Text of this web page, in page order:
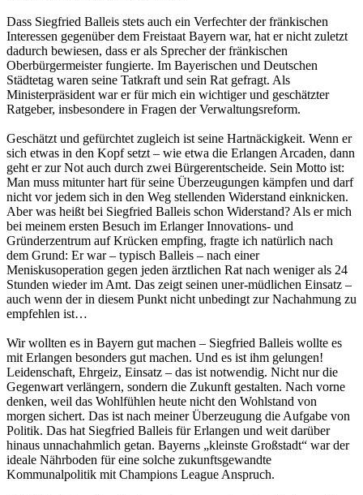
Dass Siegfried Balleis stets auch ein Verfechter der fränkischen
Interessen gegenüber dem Freistaat Bayern war, hat er nicht zuletzt
dadurch bewiesen, dass er als Sprecher der fränkischen
Oberbürgermeister fungierte. Im Bayerischen und Deutschen
Städtetag waren seine Tatkraft und sein Rat gefragt. Als
Ministerpräsident war er für mich ein wichtiger und geschätzter
Ratgeber, insbesondere in Fragen der Verwaltungsreform.
Geschätzt und gefürchtet zugleich ist seine Hartnäckigkeit. Wenn er
sich etwas in den Kopf setzt – wie etwa die Erlangen Arcaden, dann
geht er zur Not auch durch zwei Bürgerentscheide. Sein Motto ist:
Man muss mitunter hart für seine Überzeugungen kämpfen und darf
nicht vor jedem sich in den Weg stellenden Widerstand einknicken.
Aber was heißt bei Siegfried Balleis schon Widerstand? Als er mich
bei meinem ersten Besuch im Erlanger Innovations- und
Gründerzentrum auf Krücken empfing, fragte ich natürlich nach
dem Grund: Er war – typisch Balleis – nach einer
Meniskusoperation gegen jeden ärztlichen Rat nach weniger als 24
Stunden wieder im Amt. Das zeigt seinen uner-müdlichen Einsatz –
auch wenn der in diesem Punkt nicht unbedingt zur Nachahmung zu
empfehlen ist…
Wir wollten es in Bayern gut machen – Siegfried Balleis wollte es
mit Erlangen besonders gut machen. Und es ist ihm gelungen!
Leidenschaft, Ehrgeiz, Einsatz – das ist notwendig. Nicht nur die
Gegenwart verlängern, sondern die Zukunft gestalten. Nach vorne
denken, weil das Wohlfühlen heute nicht den Wohlstand von
morgen sichert. Das ist nach meiner Überzeugung die Aufgabe von
Politik. Das hat Siegfried Balleis für Erlangen und weit darüber
hinaus unnachahmlich getan. Bayerns „kleinste Großstadt“ war der
ideale Nährboden für eine solche zukunftsgewandte
Kommunalpolitik mit Champions League Anspruch.